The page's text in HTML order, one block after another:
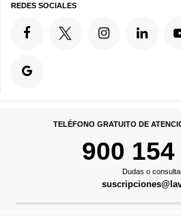
REDES SOCIALES
TELÉFONO GRATUITO DE
900 154
Dudas o